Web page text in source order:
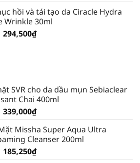
là:
195,000₫.
tại
là:
185,250₫.
hồi và tái tạo da Ciracle Hydra
Wrinkle 30ml
Giá
294,500₫Giá
SVR cho da dầu mụn Sebiaclear
Chai 400ml
Giá
là:
389,000₫.
339,000₫Giá
tại
là:
339,000₫.
Missha Super Aqua Ultra
Cleanser 200ml
Giá
185,250₫Giá